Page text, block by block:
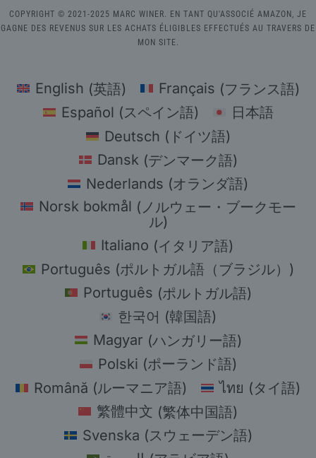
COPYRIGHT © 2021-2025 MARC WINER. EN TANT QU'ASSOCIÉ AMAZON, JE
GAGNE DES REVENUS SUR LES ACHATS ÉLIGIBLES EFFECTUÉS AU TRAVERS DE
MON SITE.
English (英語) Français (フランス語)
Español (スペイン語)
日本語
Deutsch ( ドイツ語)
Dansk(デンマーク語)
Nederlands (オランダ語)
Norsk bokmål ( ノルウェー・ブークモー
ル)
Italiano (イタリア語)
Português (ポルトガル語（ブラジル） )
Português (ポルトガル語)
한국어 (韓国語)
Magyar (ハンガリー語)
Polski (ポーランド語)
Română (ルーマニア語) ไทย (タイ語)
繁體中文 (繁体中国語)
Svenska (スウェーデン語)